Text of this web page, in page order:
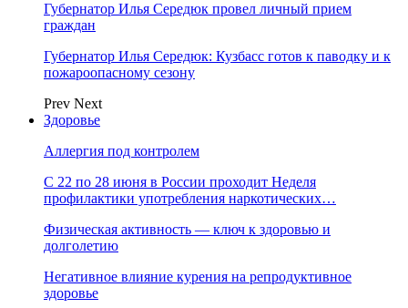
Губернатор Илья Середюк провел личный прием
граждан
Губернатор Илья Середюк: Кузбасс готов к паводку и к
пожароопасному сезону
Prev Next
Здоровье
Аллергия под контролем
С 22 по 28 июня в России проходит Неделя
профилактики употребления наркотических…
Физическая активность — ключ к здоровью и
долголетию
Негативное влияние курения на репродуктивное
здоровье